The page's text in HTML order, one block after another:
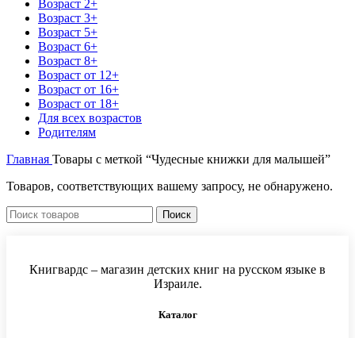
Возраст 2+
Возраст 3+
Возраст 5+
Возраст 6+
Возраст 8+
Возраст от 12+
Возраст от 16+
Возраст от 18+
Для всех возрастов
Родителям
Главная Товары с меткой “Чудесные книжки для малышей”
Товаров, соответствующих вашему запросу, не обнаружено.
Поиск
Книгвардс – магазин детских книг на русском языке в
Израиле.
Каталог